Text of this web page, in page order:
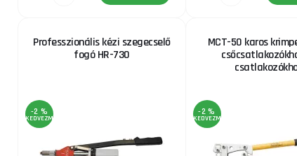
Professzionális kézi szegecselő
fogó HR-730
-2 %
KEDVEZMÉNY
MCT-50 karos
-2 %
KEDVEZMÉNY